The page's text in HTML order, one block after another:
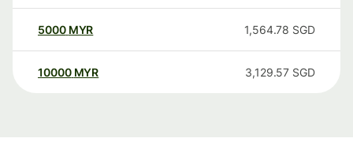
5000 MYR 1,564.78 SGD
10000 MYR 3,129.57 SGD